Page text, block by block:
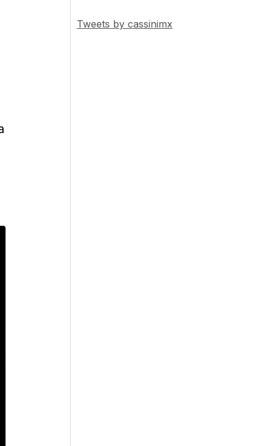
Tweets by cassinimx